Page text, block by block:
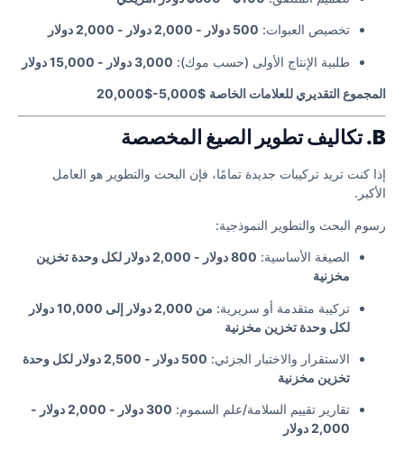
تخصيص العبوات: 500 دولار - 2,000 دولار - 2,000 دولار
طلبية الإنتاج الأولى (حسب موك): 3,000 دولار - 15,000 دولار
المجموع التقديري للعلامات الخاصة $5,000-$20,000
B. تكاليف تطوير الصيغ المخصصة
إذا كنت تريد تركيبات جديدة تمامًا، فإن البحث والتطوير هو العامل
الأكبر.
رسوم البحث والتطوير النموذجية:
الصيغة الأساسية:
800 دولار - 2,000 دولار لكل وحدة تخزين
مخزنية
تركيبة متقدمة أو سريرية:
من 2,000 دولار إلى 10,000 دولار
لكل وحدة تخزين مخزنية
الاستقرار والاختبار الجزئي:
500 دولار - 2,500 دولار لكل وحدة
تخزين مخزنية
تقارير تقييم السلامة/علم السموم:
300 دولار - 2,000 دولار -
2,000 دولار